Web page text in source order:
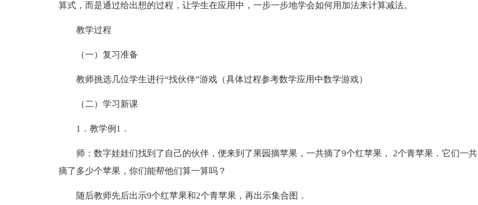
算式，而是通过给出想的过程，让学生在应用中，一步一步地学会如何用加法来计算减法。
教学过程
（一）复习准备
教师挑选几位学生进行“找伙伴”游戏（具体过程参考数学应用中数学游戏）
（二）学习新课
1．教学例1．
师：数字娃娃们找到了自己的伙伴，便来到了果园摘苹果，一共摘了9个红苹果， 2个青苹果．它们一共
摘了多少个苹果，你们能帮他们算一算吗？
随后教师先后出示9个红苹果和2个青苹果，再出示集合图．